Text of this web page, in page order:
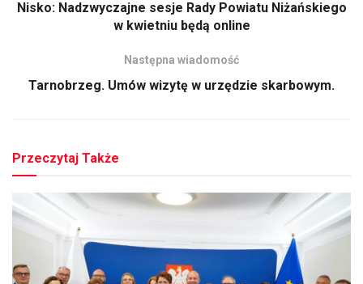
Nisko: Nadzwyczajne sesje Rady Powiatu Niżańskiego
w kwietniu będą online
Następna wiadomość
Tarnobrzeg. Umów wizytę w urzędzie skarbowym.
Przeczytaj Także